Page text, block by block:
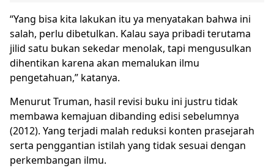
“Yang bisa kita lakukan itu ya menyatakan bahwa ini
salah, perlu dibetulkan. Kalau saya pribadi terutama
jilid satu bukan sekedar menolak, tapi mengusulkan
dihentikan karena akan memalukan ilmu
pengetahuan,” katanya.
Menurut Truman, hasil revisi buku ini justru tidak
membawa kemajuan dibanding edisi sebelumnya
(2012). Yang terjadi malah reduksi konten prasejarah
serta penggantian istilah yang tidak sesuai dengan
perkembangan ilmu.